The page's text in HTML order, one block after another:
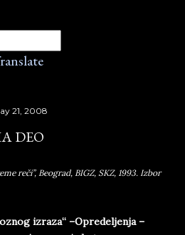
21, 2008
DEO
reči”, Beograd, BIGZ, SKZ, 1993. Izbor
izraza“ –Opredeljenja –